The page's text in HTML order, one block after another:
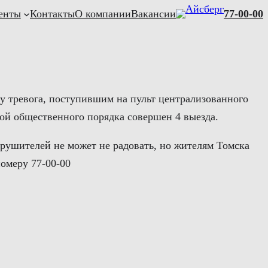
КонтактыО компанииВакансии 77-00-00
поступившим на пульт централизованного
общественного порядка совершен 4 выезда.
не может не радовать, но жителям Томска
77-00-00